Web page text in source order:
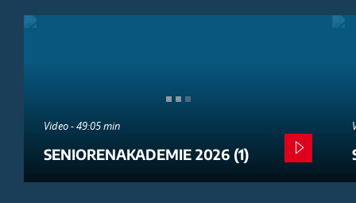
Video - 49:05 min
SENIORENAKADEMIE 2026 (1)